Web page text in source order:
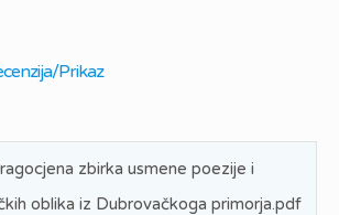
Prikaz
zbirka usmene poezije i
oblika iz Dubrovačkoga primorja.pdf